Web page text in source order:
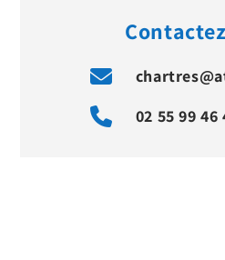
02 55 99 46